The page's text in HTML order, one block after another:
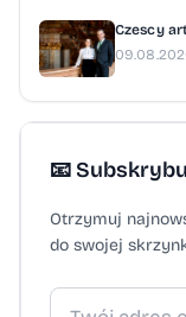
Czescy
📧
Otrzymuj
do swojej